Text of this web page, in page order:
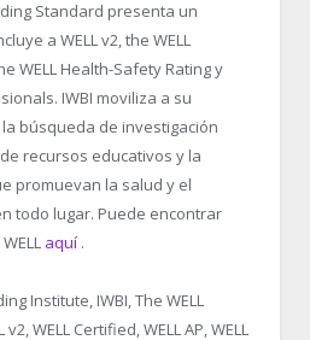
Standard presenta un
a WELL v2, the WELL
WELL Health-Safety Rating y
IWBI moviliza a su
búsqueda de investigación
recursos educativos y la
promuevan la salud y el
todo lugar. Puede encontrar
aquí .
Institute, IWBI, The WELL
WELL Certified, WELL AP, WELL